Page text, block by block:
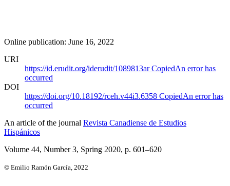
Online publication: June 16, 2022
URI
https://id.erudit.org/iderudit/1089813arCopiedAn error has
occurred
DOI
https://doi.org/10.18192/rceh.v44i3.6358 CopiedAn error has
occurred
An article of the journal Revista Canadiense de Estudios
Hispánicos
Volume 44, Number 3, Spring 2020, p. 601–620
© Emilio Ramón García, 2022